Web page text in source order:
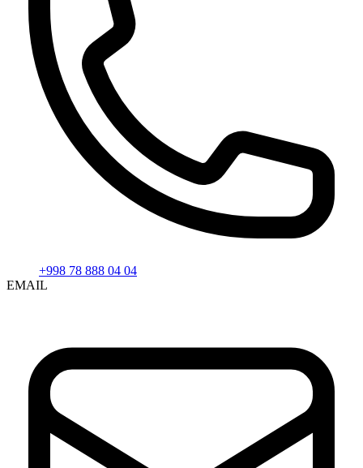
+998 78 888 04 04
EMAIL